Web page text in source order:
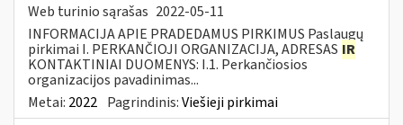
Web turinio sąrašas 2022-05-11
INFORMACIJA APIE PRADEDAMUS PIRKIMUS Paslaugų
pirkimai I. PERKANČIOJI ORGANIZACIJA, ADRESAS IR
KONTAKTINIAI DUOMENYS: I.1. Perkančiosios
organizacijos pavadinimas...
Metai: 2022 Pagrindinis:Viešieji pirkimai